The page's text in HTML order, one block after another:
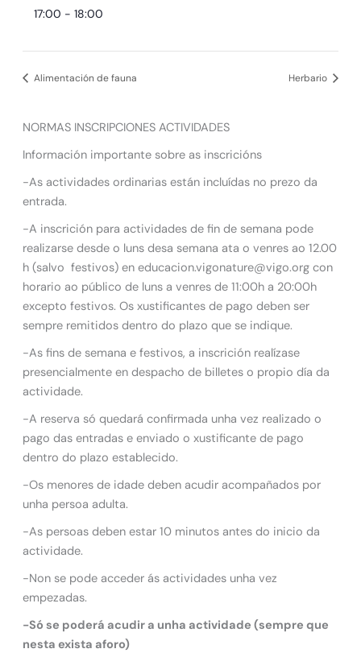
17:00 - 18:00
Alimentación de fauna Herbario
NORMAS INSCRIPCIONES ACTIVIDADES
Información importante sobre as inscricións
-As actividades ordinarias están incluídas no prezo da
entrada.
-A inscrición para actividades de fin de semana pode
realizarse desde o luns desa semana ata o venres ao 12.00
h (salvo festivos) en educacion.vigonature@vigo.org con
horario ao público de luns a venres de 11:00h a 20:00h
excepto festivos. Os xustificantes de pago deben ser
sempre remitidos dentro do plazo que se indique.
-As fins de semana e festivos, a inscrición realízase
presencialmente en despacho de billetes o propio día da
actividade.
-A reserva só quedará confirmada unha vez realizado o
pago das entradas e enviado o xustificante de pago
dentro do plazo establecido.
-Os menores de idade deben acudir acompañados por
unha persoa adulta.
-As persoas deben estar 10 minutos antes do inicio da
actividade.
-Non se pode acceder ás actividades unha vez
empezadas.
-Só se poderá acudir a unha actividade (sempre que
nesta exista aforo)